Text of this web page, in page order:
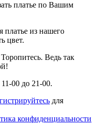
платье по Вашим
платье из нашего
цвет.
Ведь так
00 до 21-00.
для
конфиденциальности